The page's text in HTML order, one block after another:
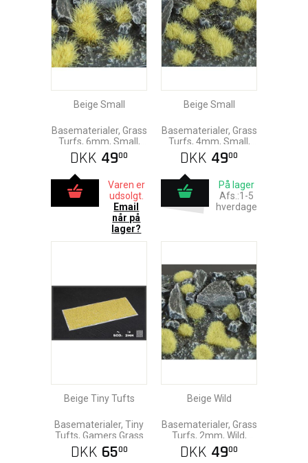
Beige Small
Basematerialer, Grass
Turfs, 6mm, Small,
Gamers Grass
DKK 4900
Varen er
udsolgt.
Email
når på
lager?
Beige Small
Basematerialer, Grass
Turfs, 4mm, Small,
Gamers Grass
DKK 4900
På lager
Afs.:1-5
hverdage
Beige Tiny Tufts
Basematerialer, Tiny
Tufts, Gamers Grass
DKK 6500
Beige Wild
Basematerialer, Grass
Turfs, 2mm, Wild,
Gamers Grass
DKK 4900